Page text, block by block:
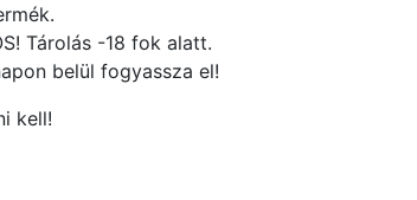
Tárolás -18 fok alatt.
belül fogyassza el!
kell!